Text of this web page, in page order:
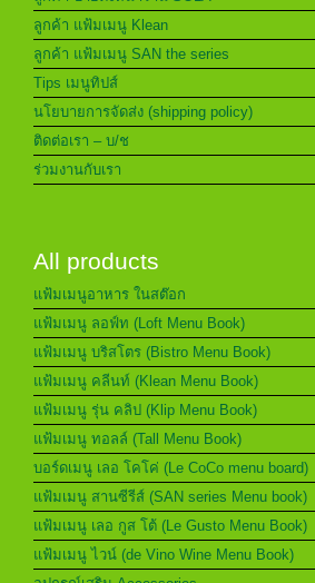
ลูกค้า แฟ้มเมนู Klean
ลูกค้า แฟ้มเมนู SAN the series
Tips เมนูทิปส์
นโยบายการจัดส่ง (shipping policy)
ติดต่อเรา – บ/ช
ร่วมงานกับเรา
All products
แฟ้มเมนูอาหาร ในสต๊อก
แฟ้มเมนู ลอฟ์ท (Loft Menu Book)
แฟ้มเมนู บริสโตร (Bistro Menu Book)
แฟ้มเมนู คลีนท์ (Klean Menu Book)
แฟ้มเมนู รุ่น คลิป (Klip Menu Book)
แฟ้มเมนู ทอลล์ (Tall Menu Book)
บอร์ดเมนู เลอ โคโค่ (Le CoCo menu board)
แฟ้มเมนู สานซีรีส์ (SAN series Menu book)
แฟ้มเมนู เลอ กูส โต้ (Le Gusto Menu Book)
แฟ้มเมนู ไวน์ (de Vino Wine Menu Book)